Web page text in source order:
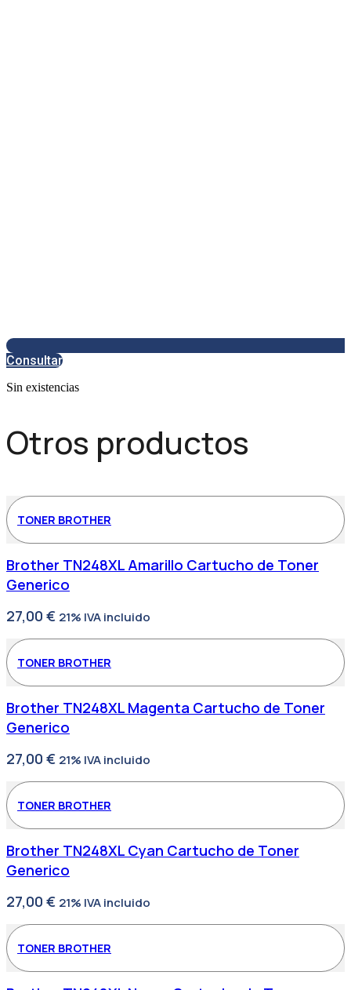
Consultar
Sin existencias
Otros productos
TONER BROTHER
Brother TN248XL Amarillo Cartucho de Toner
Generico
27,00 € 21% IVA incluido
TONER BROTHER
Brother TN248XL Magenta Cartucho de Toner
Generico
27,00 € 21% IVA incluido
TONER BROTHER
Brother TN248XL Cyan Cartucho de Toner
Generico
27,00 € 21% IVA incluido
TONER BROTHER